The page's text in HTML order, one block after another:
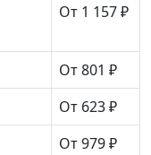
От 1 157 ₽
От 801 ₽
От 623 ₽
От 979 ₽